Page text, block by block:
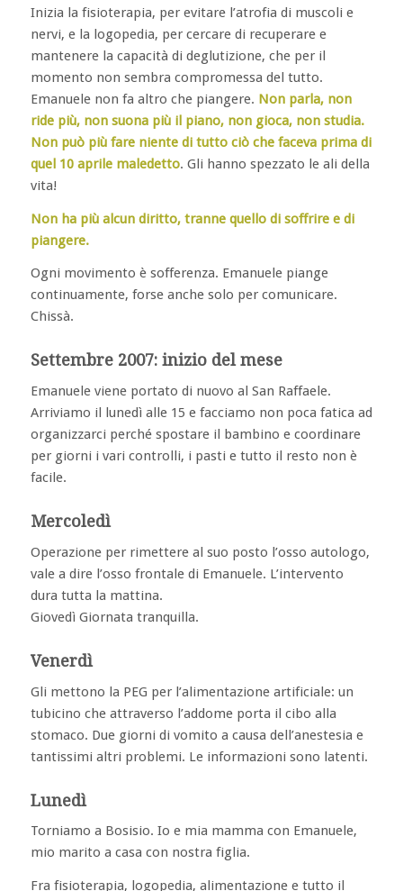
Inizia la fisioterapia, per evitare l’atrofia di muscoli e
nervi, e la logopedia, per cercare di recuperare e
mantenere la capacità di deglutizione, che per il
momento non sembra compromessa del tutto.
Emanuele non fa altro che piangere. Non parla, non
ride più, non suona più il piano, non gioca, non studia.
Non può più fare niente di tutto ciò che faceva prima di
quel 10 aprile maledetto. Gli hanno spezzato le ali della
vita!
Non ha più alcun diritto, tranne quello di soffrire e di
piangere.
Ogni movimento è sofferenza. Emanuele piange
continuamente, forse anche solo per comunicare.
Chissà.
Settembre 2007: inizio del mese
Emanuele viene portato di nuovo al San Raffaele.
Arriviamo il lunedì alle 15 e facciamo non poca fatica ad
organizzarci perché spostare il bambino e coordinare
per giorni i vari controlli, i pasti e tutto il resto non è
facile.
Mercoledì
Operazione per rimettere al suo posto l’osso autologo,
vale a dire l’osso frontale di Emanuele. L’intervento
dura tutta la mattina.
Giovedì Giornata tranquilla.
Venerdì
Gli mettono la PEG per l’alimentazione artificiale: un
tubicino che attraverso l’addome porta il cibo alla
stomaco. Due giorni di vomito a causa dell’anestesia e
tantissimi altri problemi. Le informazioni sono latenti.
Lunedì
Torniamo a Bosisio. Io e mia mamma con Emanuele,
mio marito a casa con nostra figlia.
Fra fisioterapia, logopedia, alimentazione e tutto il